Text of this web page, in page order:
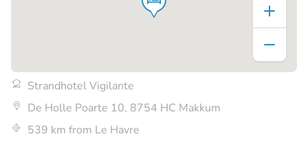
Strandhotel Vigilante
De Holle Poarte 10, 8754 HC Makkum
539 km from Le Havre